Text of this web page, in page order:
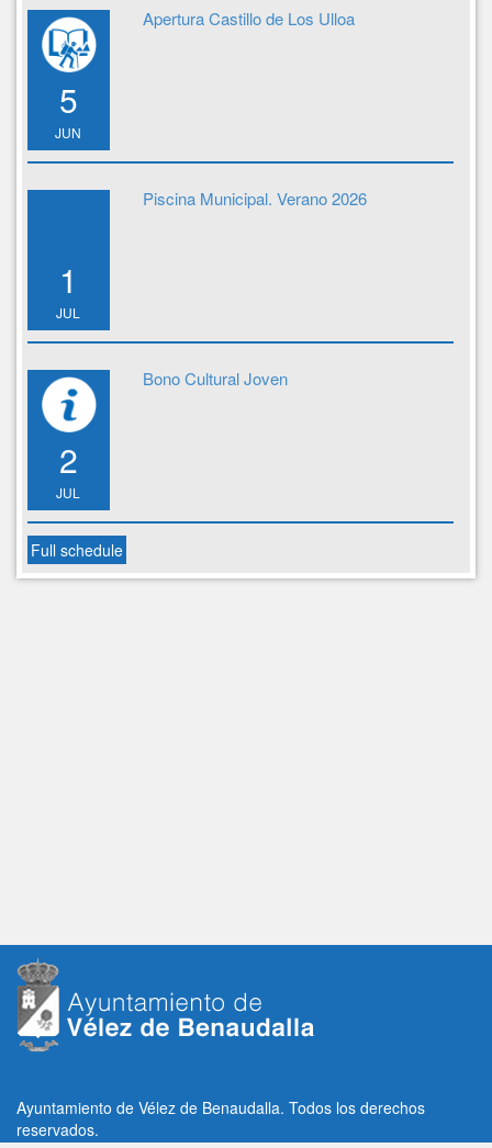
5
JUN
Apertura Castillo de Los Ulloa
1
JUL
Piscina Municipal. Verano 2026
2
JUL
Bono Cultural Joven
Full schedule
Ayuntamiento de Vélez de Benaudalla. Todos los derechos
reservados.